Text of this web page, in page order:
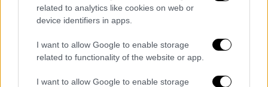
related to analytics like cookies on web or
device identifiers in apps.
I want to allow Google to enable storage
related to functionality of the website or app.
I want to allow Google to enable storage
Ένας νέος κύκλος περιοδειών του
καθώς πλησιάζει η ώρα της κάλπης. Η
επίσημη προκήρυξη των εκλογών αναμένεται
να γίνει το Σάββατο, οπότε ο πρωθυπουργός